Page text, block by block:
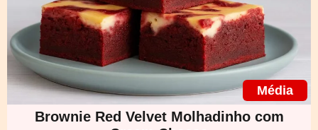
Média
Brownie Red Velvet Molhadinho com